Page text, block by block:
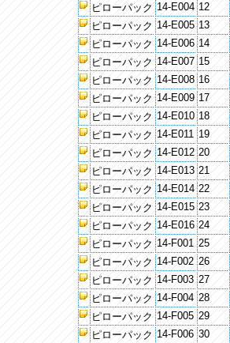
ピローパック 14-E004 12
ピローパック 14-E005 13
ピローパック 14-E006 14
ピローパック 14-E007 15
ピローパック 14-E008 16
ピローパック 14-E009 17
ピローパック 14-E010 18
ピローパック 14-E011 19
ピローパック 14-E012 20
ピローパック 14-E013 21
ピローパック 14-E014 22
ピローパック 14-E015 23
ピローパック 14-E016 24
ピローパック 14-F001 25
ピローパック 14-F002 26
ピローパック 14-F003 27
ピローパック 14-F004 28
ピローパック 14-F005 29
ピローパック 14-F006 30